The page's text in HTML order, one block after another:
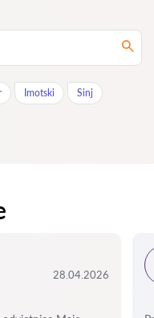
Imotski Sinj
28.04.2026